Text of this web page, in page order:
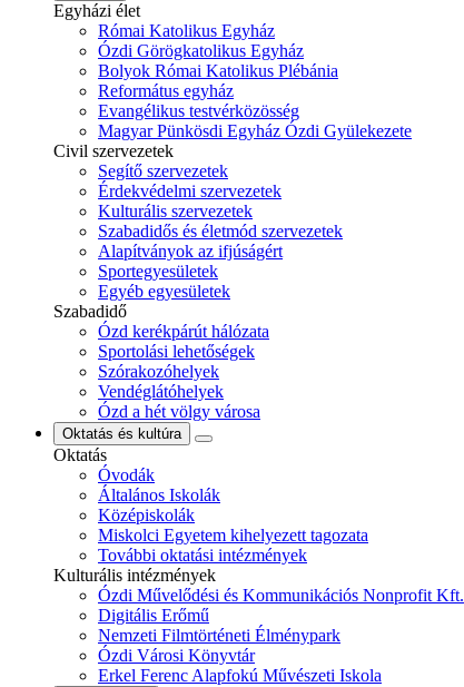
Egyházi élet
Római Katolikus Egyház
Ózdi Görögkatolikus Egyház
Bolyok Római Katolikus Plébánia
Református egyház
Evangélikus testvérközösség
Magyar Pünkösdi Egyház Ózdi Gyülekezete
Civil szervezetek
Segítő szervezetek
Érdekvédelmi szervezetek
Kulturális szervezetek
Szabadidős és életmód szervezetek
Alapítványok az ifjúságért
Sportegyesületek
Egyéb egyesületek
Szabadidő
Ózd kerékpárút hálózata
Sportolási lehetőségek
Szórakozóhelyek
Vendéglátóhelyek
Ózd a hét völgy városa
Oktatás és kultúra
Oktatás
Óvodák
Általános Iskolák
Középiskolák
Miskolci Egyetem kihelyezett tagozata
További oktatási intézmények
Kulturális intézmények
Ózdi Művelődési és Kommunikációs Nonprofit Kft.
Digitális Erőmű
Nemzeti Filmtörténeti Élménypark
Ózdi Városi Könyvtár
Erkel Ferenc Alapfokú Művészeti Iskola